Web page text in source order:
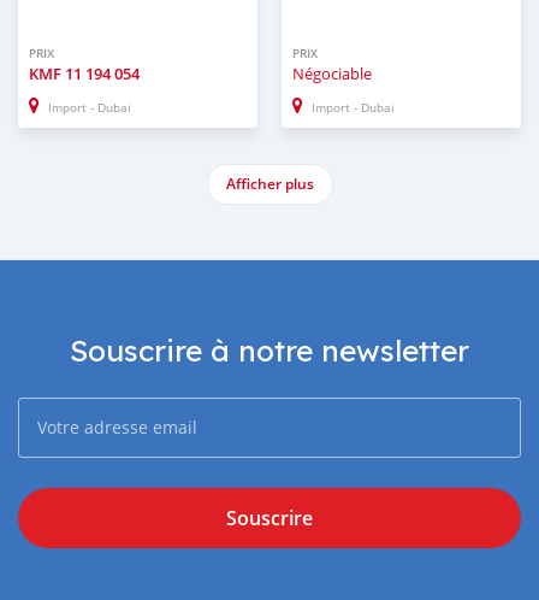
PRIX
KMF 11 194 054
Import - Dubai
PRIX
Négociable
Import - Dubai
Afficher plus
Souscrire à notre newsletter
Souscrire